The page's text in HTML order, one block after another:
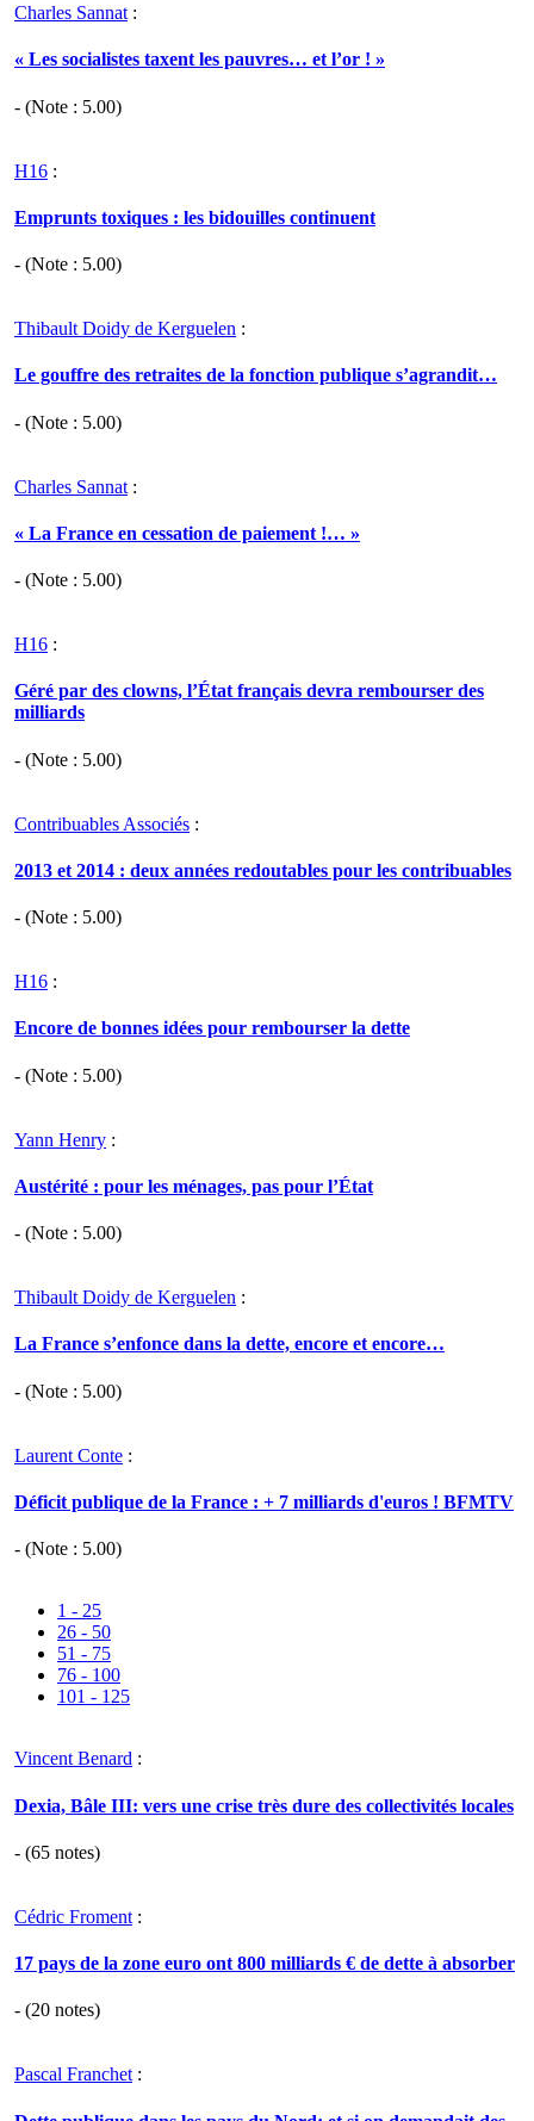
Charles Sannat :
« Les socialistes taxent les pauvres… et l’or ! »
- (Note : 5.00)
H16 :
Emprunts toxiques : les bidouilles continuent
- (Note : 5.00)
Thibault Doidy de Kerguelen :
Le gouffre des retraites de la fonction publique s’agrandit…
- (Note : 5.00)
Charles Sannat :
« La France en cessation de paiement !… »
- (Note : 5.00)
H16 :
Géré par des clowns, l’État français devra rembourser des
milliards
- (Note : 5.00)
Contribuables Associés :
2013 et 2014 : deux années redoutables pour les contribuables
- (Note : 5.00)
H16 :
Encore de bonnes idées pour rembourser la dette
- (Note : 5.00)
Yann Henry :
Austérité : pour les ménages, pas pour l’État
- (Note : 5.00)
Thibault Doidy de Kerguelen :
La France s’enfonce dans la dette, encore et encore…
- (Note : 5.00)
Laurent Conte :
Déficit publique de la France : + 7 milliards d'euros ! BFMTV
- (Note : 5.00)
1 - 25
26 - 50
51 - 75
76 - 100
101 - 125
Vincent Benard :
Dexia, Bâle III: vers une crise très dure des collectivités locales
- (65 notes)
Cédric Froment :
17 pays de la zone euro ont 800 milliards € de dette à absorber
- (20 notes)
Pascal Franchet :